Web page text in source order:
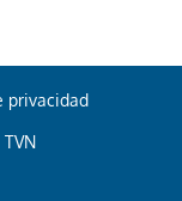
privacidad